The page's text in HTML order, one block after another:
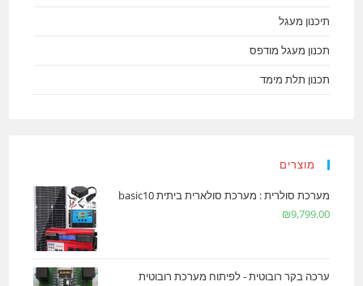
תיכנון מעגל
תכנון מעגל מודפס
תכנון תלת מימד
מוצרים
מערכת סולרית : מערכת סולארית ביתית basic10
₪9,799.00
ערכה בקר רובוטית - לפיתוח מערכת רובוטית